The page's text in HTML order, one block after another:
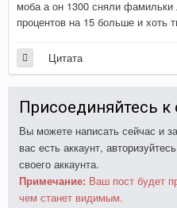
моба а он 1300 сняли
процентов на 15 больше и хоть
Цитата
Присоединяйтесь
Вы можете написать сейчас и
вас есть аккаунт, авторизуйтесь
своего аккаунта.
Примечание: Ваш пост будет
чем станет видимым.